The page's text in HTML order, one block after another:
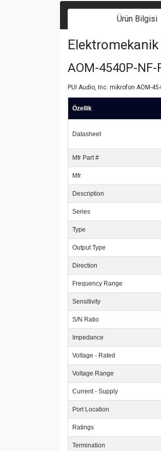
Ürün Bilgisi
AOM-4540P-NF-
PUI Audio, Inc. mikrofon AOM-
Özellik
Datasheet
Mfr Part #
Mfr
Description
Series
Type
Output Type
Direction
Frequency Range
Sensitivity
S/N Ratio
Impedance
Voltage - Rated
Voltage Range
Current - Supply
Port Location
Ratings
Termination